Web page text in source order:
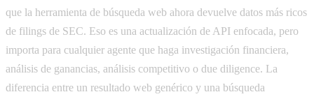
que la herramienta de búsqueda web ahora devuelve datos más ricos
de filings de SEC. Eso es una actualización de API enfocada, pero
importa para cualquier agente que haga investigación financiera,
análisis de ganancias, análisis competitivo o due diligence. La
diferencia entre un resultado web genérico y una búsqueda